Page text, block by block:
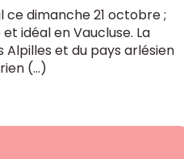
ce dimanche 21 octobre ;
idéal en Vaucluse. La
Alpilles et du pays arlésien
(…)